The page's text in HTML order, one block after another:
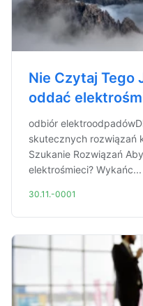
Nie Czytaj Tego
oddać
odbiór
skutecznych rozwiązań
Szukanie Rozwiązań
elektrośmieci? Wykańc...
30.11.-0001